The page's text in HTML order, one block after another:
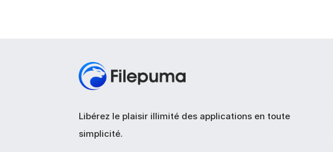
Libérez le plaisir illimité des applications en toute
simplicité.